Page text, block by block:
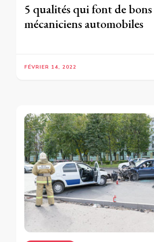
5 qualités qui font de bons
mécaniciens automobiles
FÉVRIER 14, 2022